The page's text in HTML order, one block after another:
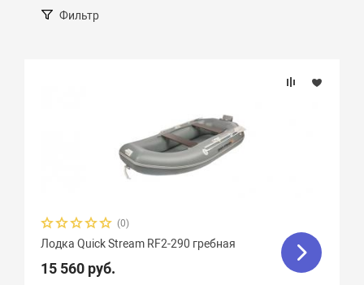
Фильтр
Плотность ткани, г/м2
(0)
Лодка Quick Stream RF2-290 гребная
15 560 руб.